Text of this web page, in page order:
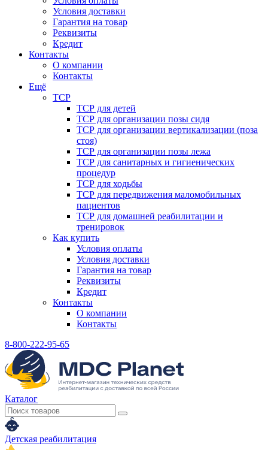
Условия доставки
Гарантия на товар
Реквизиты
Кредит
Контакты
О компании
Контакты
Ещё
ТСР
ТСР для детей
ТСР для организации позы сидя
ТСР для организации вертикализации (поза
стоя)
ТСР для организации позы лежа
ТСР для санитарных и гигиенических
процедур
ТСР для ходьбы
ТСР для передвижения маломобильных
пациентов
ТСР для домашней реабилитации и
тренировок
Как купить
Условия оплаты
Условия доставки
Гарантия на товар
Реквизиты
Кредит
Контакты
О компании
Контакты
8-800-222-95-65
Каталог
Детская реабилитация